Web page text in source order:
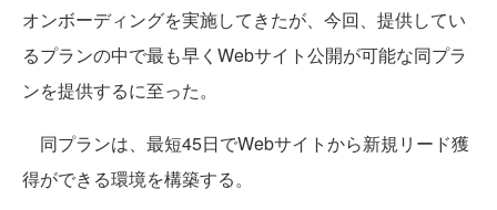
オンボーディングを実施してきたが、今回、提供してい
るプランの中で最も早くWebサイト公開が可能な同プラ
ンを提供するに至った。
同プランは、最短45日でWebサイトから新規リード獲
得ができる環境を構築する。